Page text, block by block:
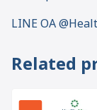
LINE OA
Related